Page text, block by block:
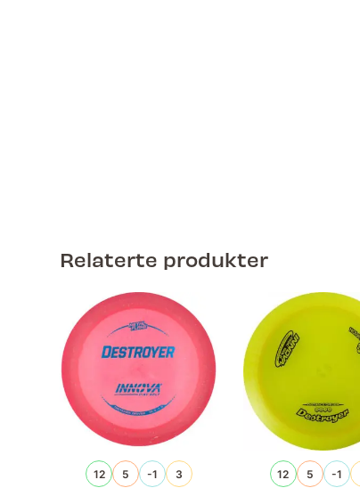
Relaterte produkter
12 5 -1 3 12 5 -1